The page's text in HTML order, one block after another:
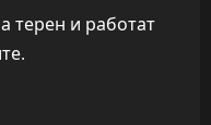
терен и работат